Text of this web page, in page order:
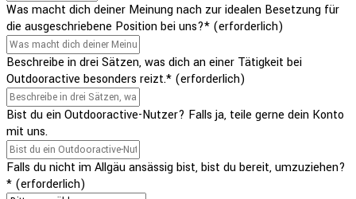
Was macht dich deiner Meinung nach zur idealen Besetzung für
die ausgeschriebene Position bei uns?* (erforderlich)
Beschreibe in drei Sätzen, was dich an einer Tätigkeit bei
Outdooractive besonders reizt.* (erforderlich)
Bist du ein Outdooractive-Nutzer? Falls ja, teile gerne dein Konto
mit uns.
Falls du nicht im Allgäu ansässig bist, bist du bereit, umzuziehen?
* (erforderlich)